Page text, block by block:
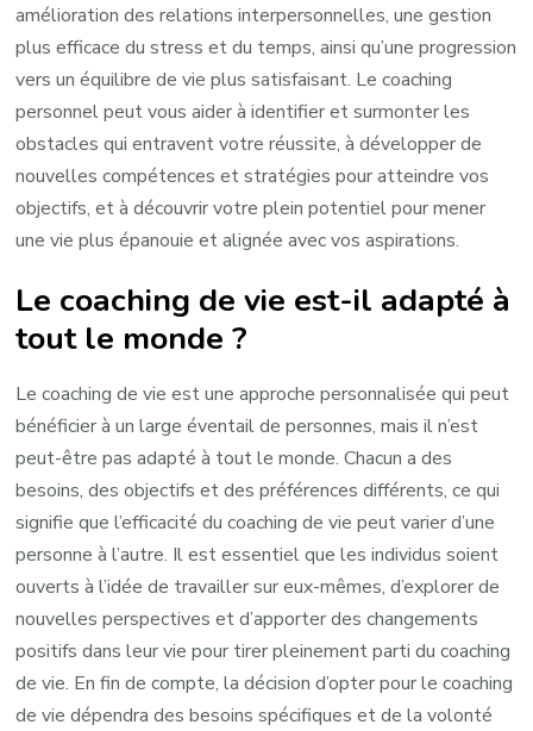
amélioration des relations interpersonnelles, une gestion
plus efficace du stress et du temps, ainsi qu’une progression
vers un équilibre de vie plus satisfaisant. Le coaching
personnel peut vous aider à identifier et surmonter les
obstacles qui entravent votre réussite, à développer de
nouvelles compétences et stratégies pour atteindre vos
objectifs, et à découvrir votre plein potentiel pour mener
une vie plus épanouie et alignée avec vos aspirations.
Le coaching de vie est-il adapté à
tout le monde ?
Le coaching de vie est une approche personnalisée qui peut
bénéficier à un large éventail de personnes, mais il n’est
peut-être pas adapté à tout le monde. Chacun a des
besoins, des objectifs et des préférences différents, ce qui
signifie que l’efficacité du coaching de vie peut varier d’une
personne à l’autre. Il est essentiel que les individus soient
ouverts à l’idée de travailler sur eux-mêmes, d’explorer de
nouvelles perspectives et d’apporter des changements
positifs dans leur vie pour tirer pleinement parti du coaching
de vie. En fin de compte, la décision d’opter pour le coaching
de vie dépendra des besoins spécifiques et de la volonté